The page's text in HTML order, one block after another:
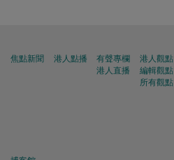
焦點新聞 港人點播
有聲專欄
港人直播
港人觀點
編輯觀點
所有觀點